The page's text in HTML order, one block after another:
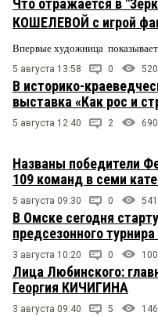
Что отражается в
КОШЕЛЕВОЙ с игрой
Впервые художница
5 августа 13:58 0 520
В историко-
выставка «Как рос и
5 августа 12:40 2 690
Названы победители
109 команд в семи
5 августа 09:30 0 541
В Омске сегодня
предсезонного
3 августа 10:20 0
Лица Любинского:
Георгия КИЧИГИНА
3 августа 09:40 5